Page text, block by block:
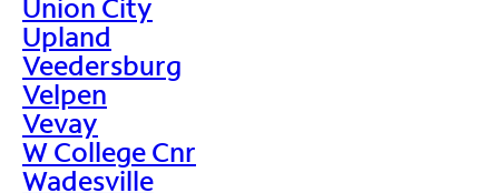
Union City
Upland
Veedersburg
Velpen
Vevay
W College Cnr
Wadesville